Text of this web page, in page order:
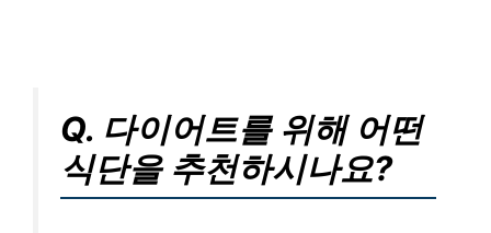
Q. 다이어트를 위해 어떤
식단을 추천하시나요?